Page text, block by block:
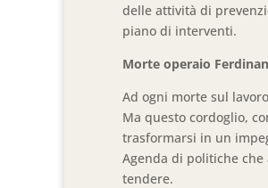
delle attività di
piano di interventi.
Morte operaio
Ad ogni morte sul
Ma questo cordoglio,
trasformarsi in un
Agenda di politiche
tendere.